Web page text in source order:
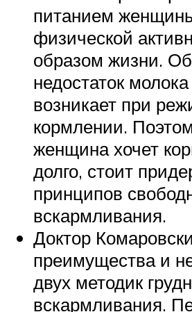
питанием
физической
образом жизни.
недостаток молока
возникает при
кормлении.
женщина хочет
долго, стоит
принципов
вскармливания.
Доктор
преимущества и
двух методик
вскармливания.